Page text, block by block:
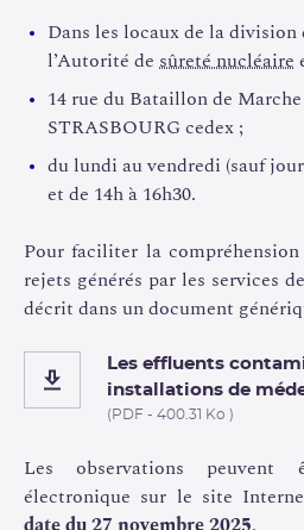
Dans les locaux de la division
l’Autorité de sûreté nucléaire
14 rue du Bataillon de Marche
STRASBOURG cedex ;
du lundi au vendredi (sauf
et de 14h à 16h30.
Pour faciliter la
rejets générés par les services
décrit dans un document
Les effluents
installations de
(PDF - 400.31 Ko )
Les observations
électronique sur le site